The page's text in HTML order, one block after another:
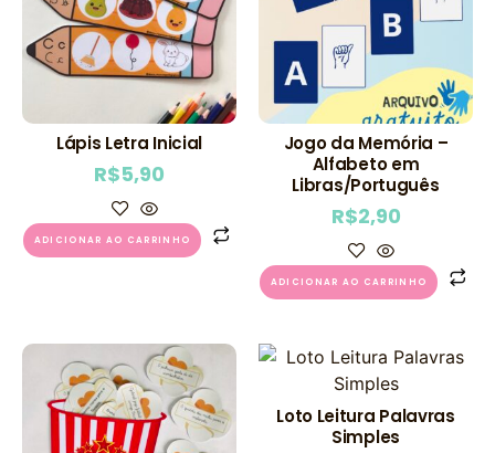
Lápis Letra Inicial
R$5,90
ADICIONAR AO CARRINHO
Jogo da Memória –
Alfabeto em
Libras/Português
R$2,90
ADICIONAR AO CARRINHO
Loto Leitura Palavras
Simples